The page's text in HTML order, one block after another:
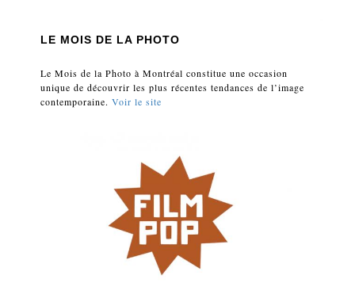
LE MOIS DE LA PHOTO
Le Mois de la Photo à Montréal constitue une occasion
unique de découvrir les plus récentes tendances de l’image
contemporaine. Voir le site